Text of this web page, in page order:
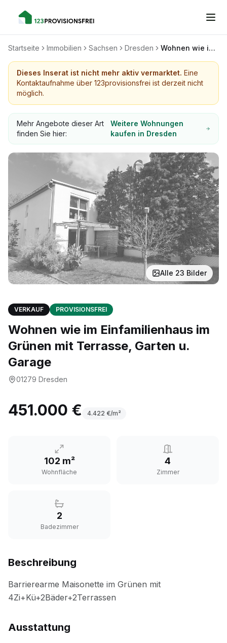
Startseite Immobilien Sachsen Dresden Wohnen wie im Einfamilienhaus im Grünen mit Terrasse, Garten u. Garage
Dieses Inserat ist nicht mehr aktiv vermarktet. Eine
Kontaktaufnahme über 123provisionsfrei ist derzeit nicht
möglich.
Mehr Angebote dieser Art
finden Sie hier:
Weitere Wohnungen
kaufen in Dresden
Alle 23 Bilder
VERKAUF PROVISIONSFREI
Wohnen wie im Einfamilienhaus im
Grünen mit Terrasse, Garten u.
Garage
01279 Dresden
451.000 € 4.422 €/m²
102 m²
Wohnfläche
4
Zimmer
2
Badezimmer
Beschreibung
Ausstattung